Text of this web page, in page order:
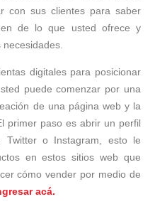
con sus clientes para saber
de lo que usted ofrece y
digitales para posicionar
puede comenzar por una
de una página web y la
primer paso es abrir un perfil
Twitter o Instagram, esto le
en estos sitios web que
cómo vender por medio de
acá.